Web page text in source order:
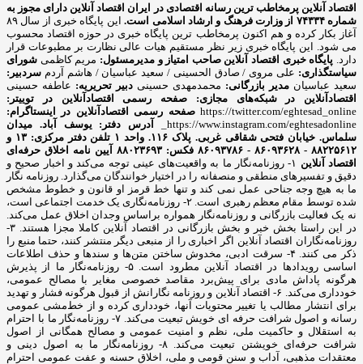
اقتصاد آنلاین پرمخاطب ترین رسانه اقتصادی در ایران اقتصاد آنلاین دارای مجوز به
شماره ۷۴۳۳۴ از وزارت فرهنگ و ارشاد اسلامی است.
این پایگاه خبری از سال ۸۹
آغاز بکار کرده و هم اکنون پرمخاطب ترین پایگاه خبری در حوزه اقتصاد محسوب
می شود. این پایگاه خبری زیر نظر مستقیم هیات عالی نظارت بر مطبوعات قرار
دارد. پایگاه خبری اقتصاد آنلاین صاحب امتیاز و مدیرمسئول: مریم کاظمی شورای
سیاستگذاری: علی مروی / صادق الحسینی / سعید عباسیان / هاشم آردم سردبیر:
سعید عباسیان مدیر بازرگانی: محمدمهدی حسینی دبیر تحریریه: عاطفه حسینی
اقتصادآنلاین در شبکه‌های مجازی:
صفحه رسمی اقتصادآنلاین در توییتر:
https://twitter.com/eghtesad_online صفحه رسمی اقتصادآنلاین در اینستاگرام:
https://www.instagram.com/eghtesadonline_
آدرس دفتر: یوسف آباد. میدان
سلماس. خیابان فتحی شقاقی غربی. پلاک ۱۱۶. واحد ۱
تلفن دفتر مرکزی: ۱۳ و
۸۸۲۲۵۶۱۲ - ۸۶۰۹۳۶۲۸ - ۸۶۰۹۳۷۸۶ فکس: ۸۸۰۲۳۶۹۳
آیین نامه اخلاق حرفه‌ای
اقتصاد آنلاین
۱- روزنامه‌نگار ما به واقعیت‌های عینی توجه می‌کند و اخبار صحیح و
دقیق و تفسیرهای منطقی و منصفانه را در اختیار خوانندگان می‌گذارد. روزنامه نگار
ما به هیچ وجه جناحی عمل نمی کند و تنها خط قرمز او قانون و خطوط مشخص
شده توسط مقام معظم رهبری است. ۲- روزنامه‌نگاری یک خدمت اجتماعی است،
نه یک فعالیت بازرگانی و روزنامه‌نگار همواره براساس وجدان اخلاق عمل می‌کند.
در این راستا بخش خبر و بخش بازرگانی در اقتصاد آنلاین کاملا مجزا هستند. ۳-
روزنامه‌نگاران اقتصاد آنلاین اگر اخباری را از منبعی دیگر منتشر کنند، حتما منبع را
ذکر می کنند. ۴- سرقت ادبی، مخدوش ساختن متن‌ها و سندها و حذف اطلاعات
اساسی رویدادها در اقتصاد آنلاین مطرود است. ۵- روزنامه‌نگار ما از پذیرش
هرگونه پاداش مادی برای پیش‌برد مقاصد خصوصی مغایر با مصالح عمومی،
خودداری می‌کند. ۶- اقتصاد آنلاین و روزنامه نگارانش از قبول هرگونه فشار و تهدید
برای انتشار مطالب یا تغییر محتویات آنها، خودداری کرده و از خط‌مشی عمومی
رسانه و اصول شرافت حرفه ای خویش تبعیت می‌کند. ۷- روزنامه‌نگار ما با احترام
به استقلال و حاکمیت ملی، نظم و امنیت عمومی و مصالح همگانی از اصول
شرافت حرفه‌ای خویشتن تبعیت می‌کند. ۸- روزنامه‌نگار ما به اصول دینی و
معتقدات مذهبی، آداب و سنن قومی و ملی، اخلاق حسنه و عفت عمومی احترام